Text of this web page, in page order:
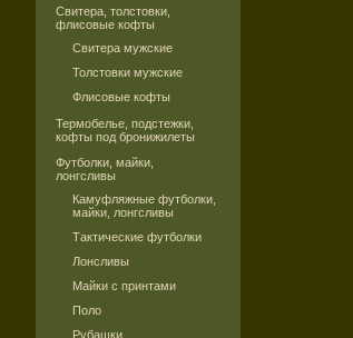
Свитера, толстовки,
флисовые кофты
Свитера мужские
Толстовки мужские
Флисовые кофты
Термобелье, подстежки,
кофты под бронижилеты
Футболки, майки,
лонгсливы
Камуфляжные футболки,
майки, лонгсливы
Тактические футболки
Лонсливы
Майки с принтами
Поло
Рубашки